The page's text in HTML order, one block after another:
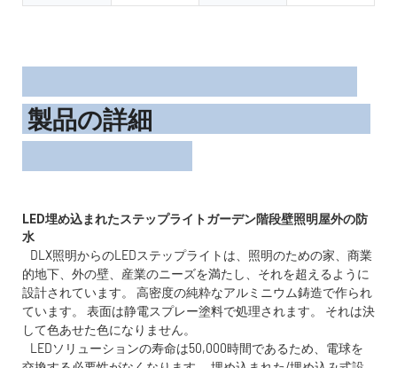
製品の詳細
LED埋め込まれたステップライトガーデン階段壁照明屋外の防
DLX照明からのLEDステップライトは、照明のための家、商業
的地下、外の壁、産業のニーズを満たし、それを超えるように
設計されています。 高密度の純粋なアルミニウム鋳造で作られ
ています。 表面は静電スプレー塗料で処理されます。 それは決
して色あせた色になりません。
LEDソリューションの寿命は50,000時間であるため、電球を